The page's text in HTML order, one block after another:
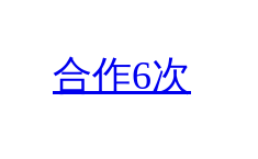
合作6次